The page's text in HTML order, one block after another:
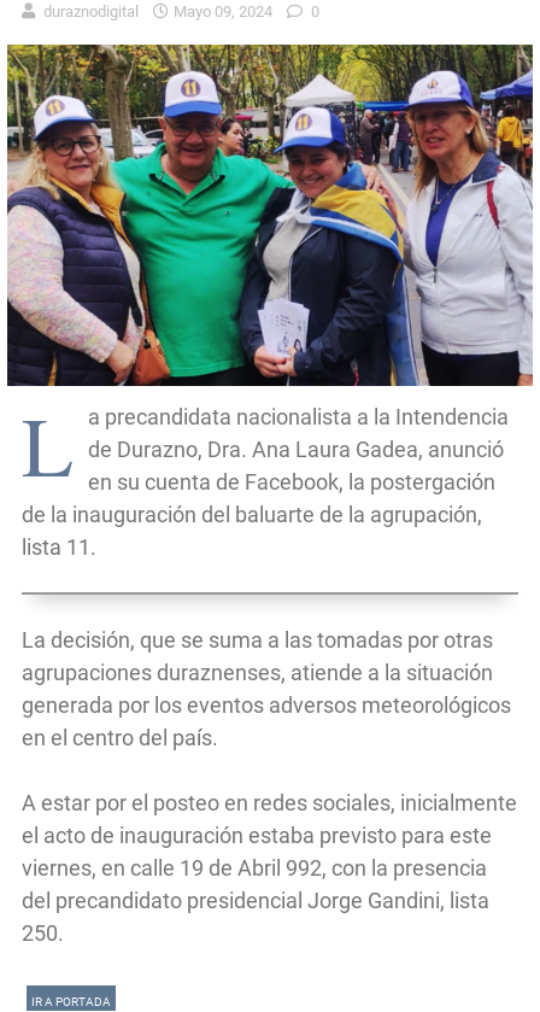
duraznodigital Mayo 09, 2024 0
L
a precandidata nacionalista a la Intendencia
de Durazno, Dra. Ana Laura Gadea, anunció
en su cuenta de Facebook, la postergación
de la inauguración del baluarte de la agrupación,
lista 11.
La decisión, que se suma a las tomadas por otras
agrupaciones duraznenses, atiende a la situación
generada por los eventos adversos meteorológicos
en el centro del país.
A estar por el posteo en redes sociales, inicialmente
el acto de inauguración estaba previsto para este
viernes, en calle 19 de Abril 992, con la presencia
del precandidato presidencial Jorge Gandini, lista
250.
IR A PORTADA